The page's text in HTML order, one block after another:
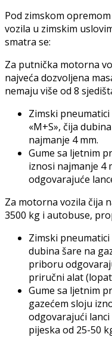
Pod zimskom
vozila u zimskim
smatra se:
Za putnička motorna
najveća dozvoljena
nemaju više od 8
Zimski
«M+S», čija
najmanje 4 mm.
Gume sa ljetnim
iznosi najmanje 4
odgovarajuće
Za motorna vozila čija
3500 kg i autobuse,
Zimski
dubina šare na
priboru
priručni alat
Gume sa ljetnim
gazećem sloju
odgovarajući
pijeska od 25-50